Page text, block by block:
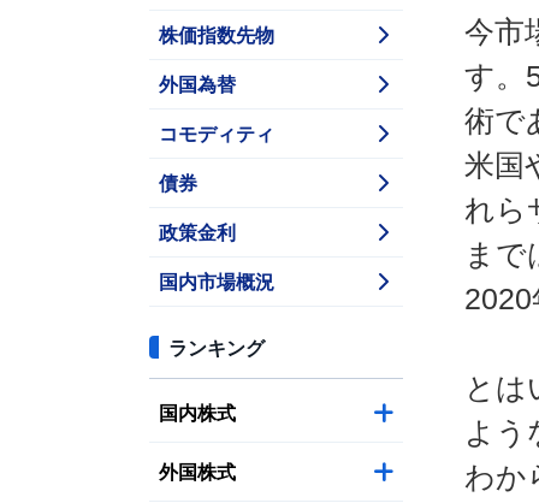
株価指数先物
外国為替
コモディティ
債券
政策金利
国内市場概況
ランキング
国内株式
外国株式
今市
す。
術で
米国
れら
ま
とは
よう
わか